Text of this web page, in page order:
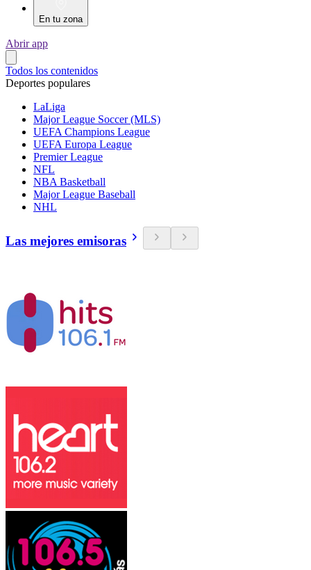
En tu zona
Abrir app
Todos los contenidos
Deportes populares
LaLiga
Major League Soccer (MLS)
UEFA Champions League
UEFA Europa League
Premier League
NFL
NBA Basketball
Major League Baseball
NHL
Las mejores emisoras